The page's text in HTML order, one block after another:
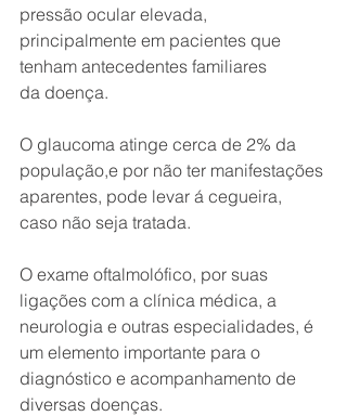
pressão ocular elevada,
principalmente em pacientes que
tenham antecedentes familiares
da doença.
O glaucoma atinge cerca de 2% da
população,e por não ter manifestações
aparentes, pode levar á cegueira,
caso não seja tratada.
O exame oftalmolófico, por suas
ligações com a clínica médica, a
neurologia e outras especialidades, é
um elemento importante para o
diagnóstico e acompanhamento de
diversas doenças.